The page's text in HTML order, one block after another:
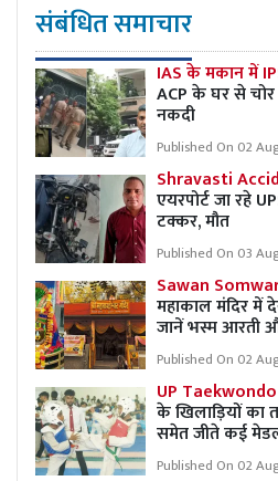
संबंधित समाचार
IAS के मकान में
ACP के घर से
नकदी
Published On 02
Shravasti
एयरपोर्ट जा रहे
टक्कर, मौत
Published On 03
Sawan
महाकाल मंदिर में
जानें भस्म आरती
Published On 02
UP
के खिलाड़ियों का
समेत जीते कई
Published On 02